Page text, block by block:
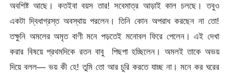
অবশিষ্ট আছে। কতইবা বয়স তার! সবেমাত্র আড়াই কাল চলছে। তবুও
একটা দ্বিধাগ্রস্ত অবস্থায় পরলেন। তিনি কোন অপরাধ করছেন না তো!
তক্ষুনি অমলের অমৃত বাণী মনে পড়তেই মনোবল ফিরে পেলেন। এই দেখা
করার বিষয়ে প্রথমদিকে রতন বাবু পিছপা হচ্ছিলেন। অমলই তাকে অভয়
দিয়ে বলল— ভয় কী হে! তুমি তো আর চুরি করতে যাচ্ছ না। মনে কর ঘরের